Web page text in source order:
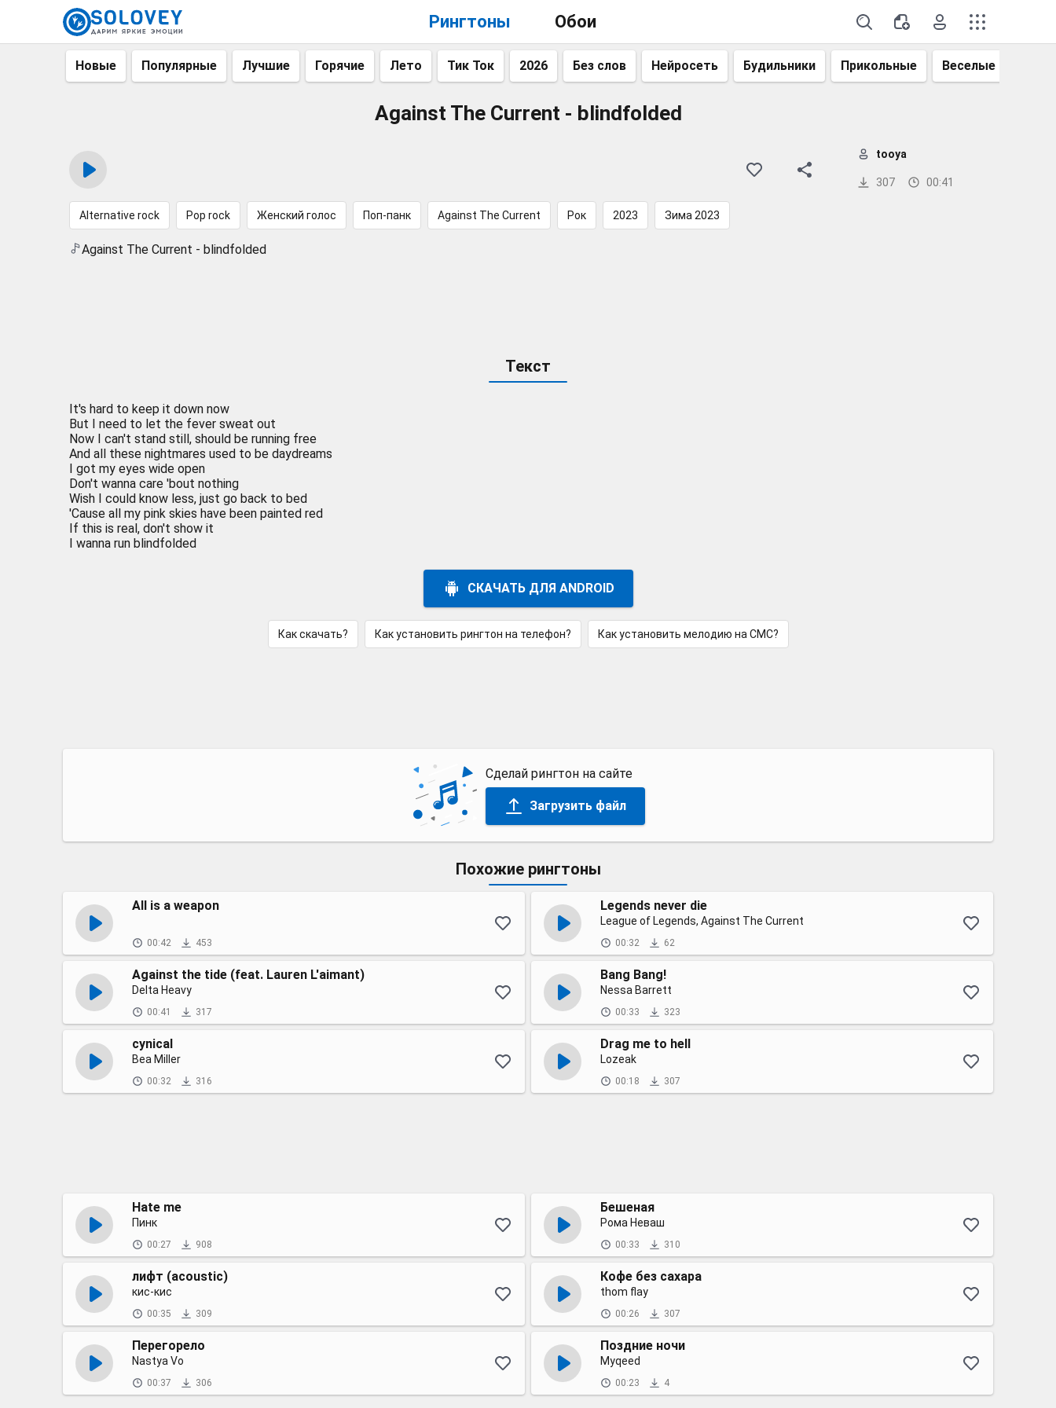
Рингтоны Обои
Новые Популярные Лучшие Горячие Лето Тик Ток 2026 Без слов Нейросеть Будильники Прикольные Веселые
Against The Current - blindfolded
307 00:41
tooya
Alternative rock Pop rock Женский голос Поп-панк Against The Current Рок 2023 Зима 2023
Against The Current - blindfolded
Текст
It's hard to keep it down now
But I need to let the fever sweat out
Now I can't stand still, should be running free
And all these nightmares used to be daydreams
I got my eyes wide open
Don't wanna care 'bout nothing
Wish I could know less, just go back to bed
'Cause all my pink skies have been painted red
If this is real, don't show it
I wanna run blindfolded
СКАЧАТЬ ДЛЯ ANDROID
Как скачать? Как установить рингтон на телефон? Как установить мелодию на СМС?
Сделай рингтон на сайте
Загрузить файл
Похожие рингтоны
All is a weapon
00:42 453
Legends never die
League of Legends, Against The Current
00:32 62
Against the tide (feat. Lauren L'aimant)
Delta Heavy
00:41 317
Bang Bang!
Nessa Barrett
00:33 323
cynical
Bea Miller
00:32 316
Drag me to hell
Lozeak
00:18 307
Hate me
Пинк
00:27 908
Бешеная
Рома Неваш
00:33 310
лифт (acoustic)
кис-кис
00:35 309
Кофе без сахара
thom flay
00:26 307
Перегорело
Nastya Vo
00:37 306
Поздние ночи
Myqeed
00:23 4